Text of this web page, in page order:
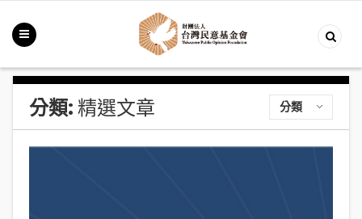
分類:精選文章 分類